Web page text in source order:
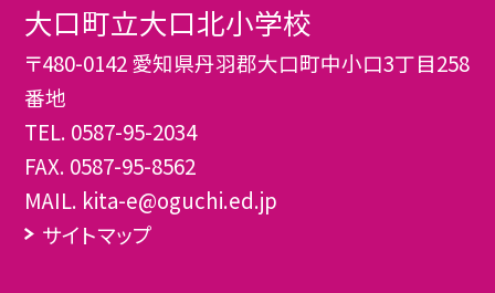
大口町立大口北小学校
〒480-0142 愛知県丹羽郡大口町中小口3丁目258
番地
TEL. 0587-95-2034
FAX. 0587-95-8562
MAIL. kita-e@oguchi.ed.jp
サイトマップ